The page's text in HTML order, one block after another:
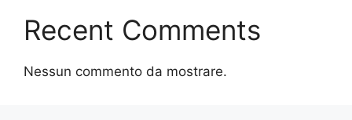
Recent Comments
Nessun commento da mostrare.